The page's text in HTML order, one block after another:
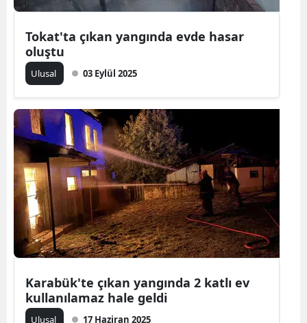
Mersin
İstanbul
Kayseri
Kırklareli
Kırşehir
Kocaeli
Konya
Kütahya
Tokat'ta çıkan yangında evde hasar
oluştu
Ulusal 03 Eylül 2025
Karabük'te çıkan yangında 2 katlı ev
kullanılamaz hale geldi
Ulusal 17 Haziran 2025